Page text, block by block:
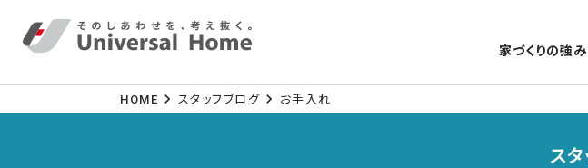
家づくりの強み
HOME
スタッフブログ お手入れ
ス